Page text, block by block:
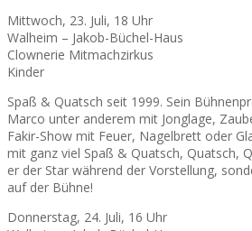
Mittwoch, 23. Juli, 18 Uhr
Walheim – Jakob-Büchel-Haus
Clownerie Mitmachzirkus
Kinder
Spaß & Quatsch seit 1999. Sein
Marco unter anderem mit Jonglage,
Fakir-Show mit Feuer, Nagelbrett oder
mit ganz viel Spaß & Quatsch, Quatsch,
er der Star während der Vorstellung,
auf der Bühne!
Donnerstag, 24. Juli, 16 Uhr